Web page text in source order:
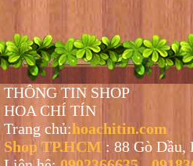
THÔNG TIN SHOP
HOA CHÍ TÍN
Trang chủ:hoachitin.com
Shop TP.HCM : 88 Gò Dầu,